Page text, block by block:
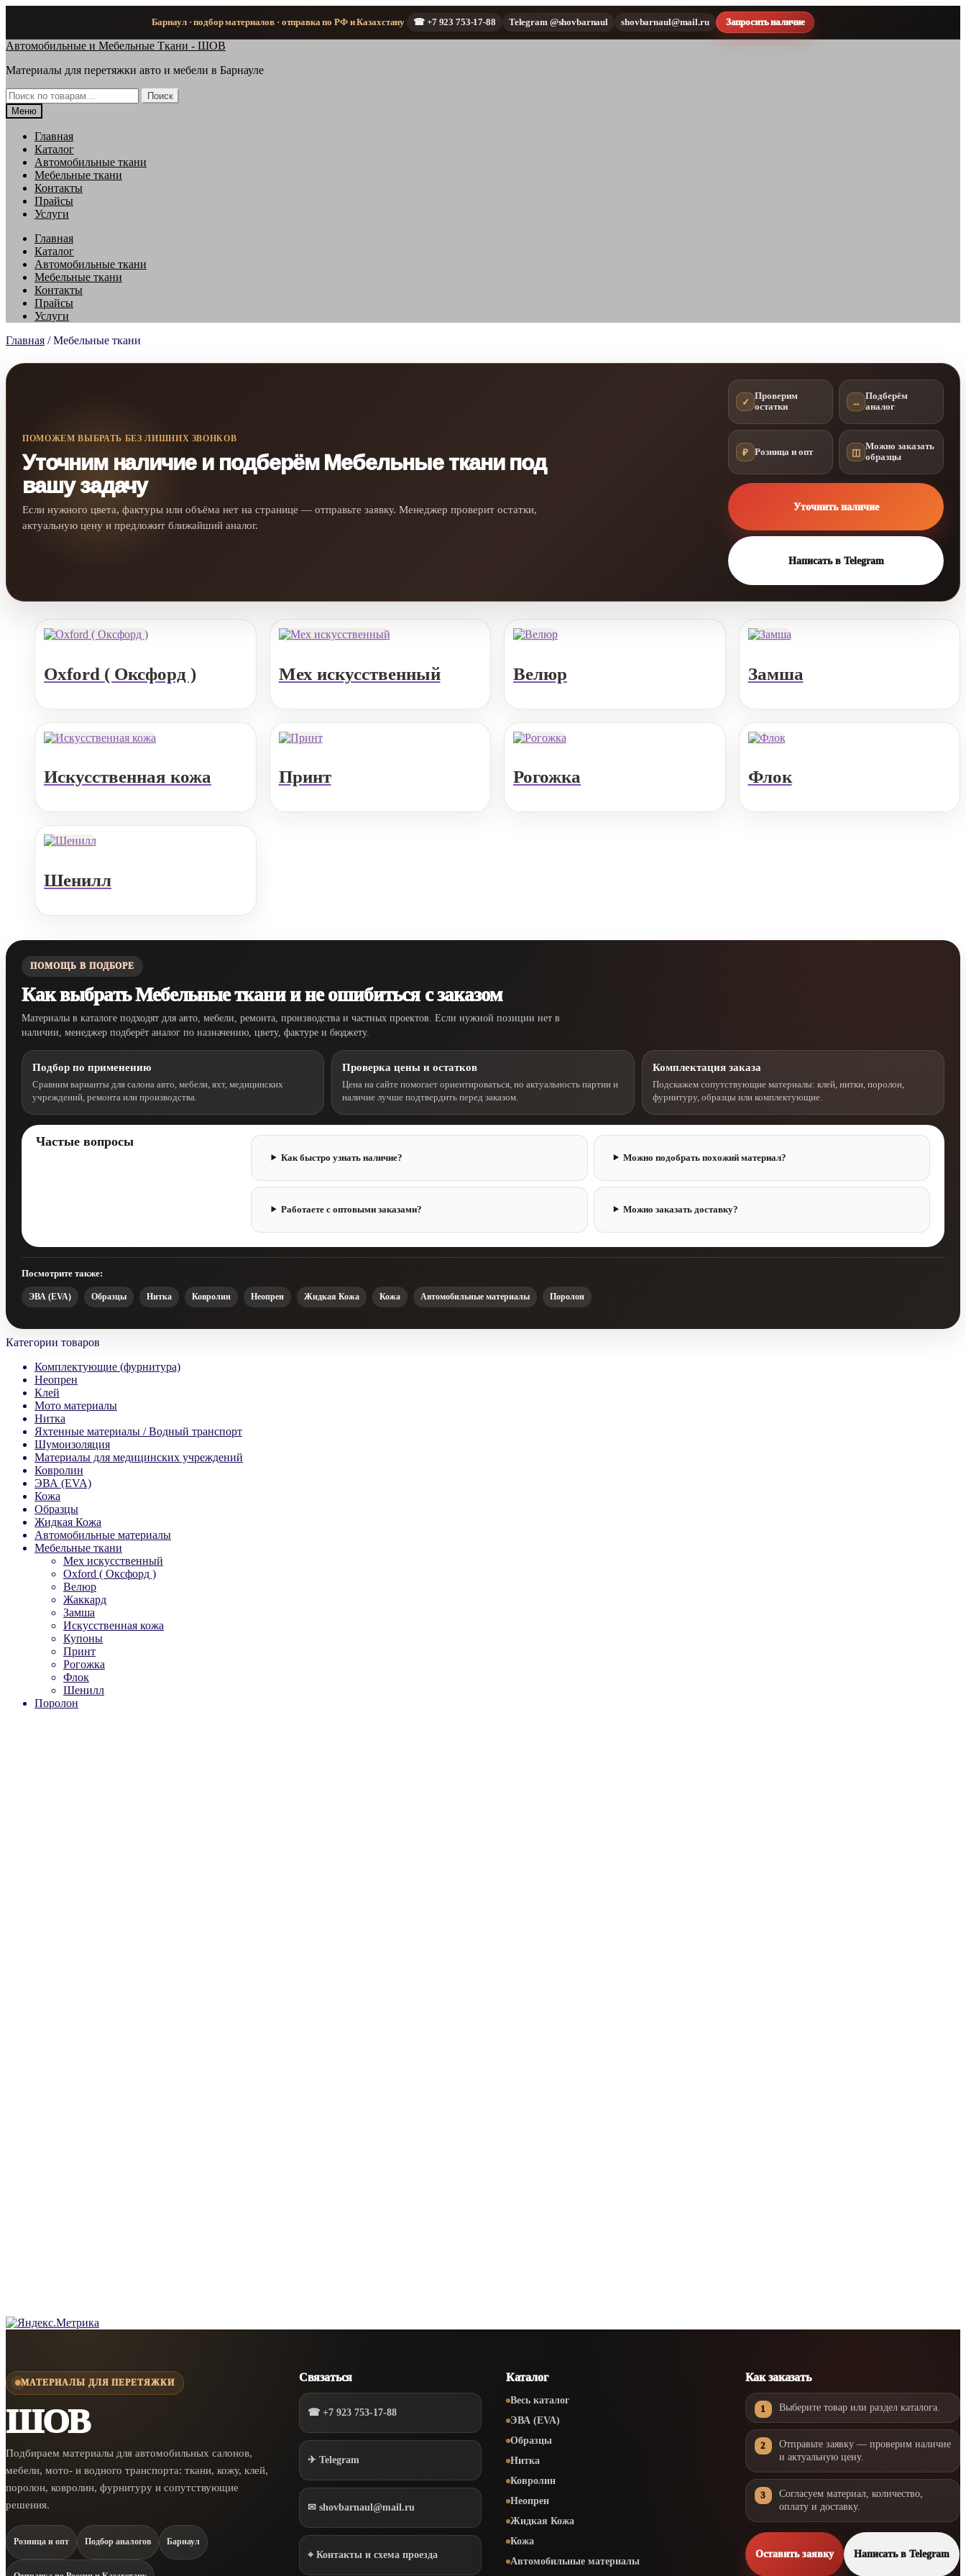
Барнаул · подбор материалов · отправка по РФ и Казахстану ☎ +7 923 753-17-88 Telegram @shovbarnaul shovbarnaul@mail.ru Запросить наличие
Перейти
навигации
Перейти
содержимому
Автомобильные и Мебельные Ткани - ШОВ
Материалы для перетяжки авто и мебели в Барнауле
Искать:
Поиск
Меню
Главная
Каталог
Автомобильные ткани
Мебельные ткани
Контакты
Прайсы
Услуги
Главная
Каталог
Автомобильные ткани
Мебельные ткани
Контакты
Прайсы
Услуги
Главная /Мебельные ткани
ПОМОЖЕМ ВЫБРАТЬ БЕЗ ЛИШНИХ ЗВОНКОВ
Уточним наличие и подберём Мебельные ткани под
вашу задачу
Если нужного цвета, фактуры или объёма нет на странице — отправьте заявку. Менеджер проверит остатки,
актуальную цену и предложит ближайший аналог.
✓
Проверим
остатки
↔
Подберём
аналог
₽ Розница и опт ◫
Можно заказать
образцы
Уточнить наличие
Написать в Telegram
Oxford ( Оксфорд ) Мех искусственный Велюр Замша
Искусственная кожа Принт Рогожка Флок
Шенилл
ПОМОЩЬ В ПОДБОРЕ
Как выбрать Мебельные ткани и не ошибиться с заказом
Материалы в каталоге подходят для авто, мебели, ремонта, производства и частных проектов. Если нужной позиции нет в
наличии, менеджер подберёт аналог по назначению, цвету, фактуре и бюджету.
Подбор по применению
Сравним варианты для салона авто, мебели, яхт, медицинских
учреждений, ремонта или производства.
Проверка цены и остатков
Цена на сайте помогает ориентироваться, но актуальность партии и
наличие лучше подтвердить перед заказом.
Комплектация заказа
Подскажем сопутствующие материалы: клей, нитки, поролон,
фурнитуру, образцы или комплектующие.
Частые вопросы
Как быстро узнать наличие? Можно подобрать похожий материал?
Работаете с оптовыми заказами? Можно заказать доставку?
Посмотрите также:
ЭВА (EVA) Образцы Нитка Ковролин Неопрен Жидкая Кожа Кожа Автомобильные материалы Поролон
Категории товаров
Комплектующие (фурнитура)
Неопрен
Клей
Мото материалы
Нитка
Яхтенные материалы / Водный транспорт
Шумоизоляция
Материалы для медицинских учреждений
Ковролин
ЭВА (EVA)
Кожа
Образцы
Жидкая Кожа
Автомобильные материалы
Мебельные ткани
Мех искусственный
Oxford ( Оксфорд )
Велюр
Жаккард
Замша
Искусственная кожа
Купоны
Принт
Рогожка
Флок
Шенилл
Поролон
МАТЕРИАЛЫ ДЛЯ ПЕРЕТЯЖКИ
ШОВ
Подбираем материалы для автомобильных салонов,
мебели, мото- и водного транспорта: ткани, кожу, клей,
поролон, ковролин, фурнитуру и сопутствующие
решения.
Розница и опт Подбор аналогов Барнаул
Связаться
☎ +7 923 753-17-88
✈ Telegram
✉ shovbarnaul@mail.ru
⌖ Контакты и схема проезда
Каталог
Весь каталог
ЭВА (EVA)
Образцы
Нитка
Ковролин
Неопрен
Жидкая Кожа
Кожа
Автомобильные материалы
Как заказать
Выберите товар или раздел каталога.
Отправьте заявку — проверим наличие
и актуальную цену.
Согласуем материал, количество,
оплату и доставку.
Оставить заявку Написать в Telegram